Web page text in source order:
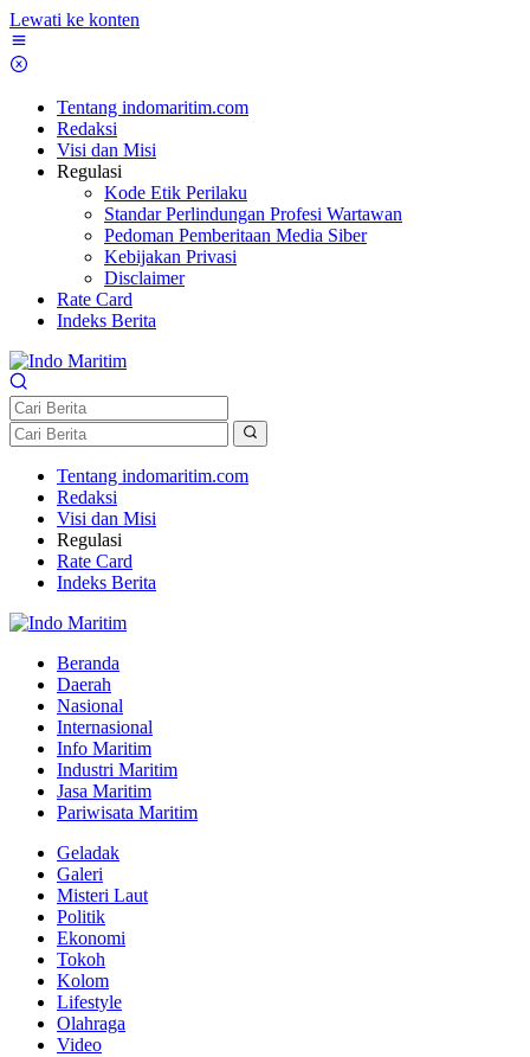
Lewati ke konten
Tentang indomaritim.com
Redaksi
Visi dan Misi
Regulasi
Kode Etik Perilaku
Standar Perlindungan Profesi Wartawan
Pedoman Pemberitaan Media Siber
Kebijakan Privasi
Disclaimer
Rate Card
Indeks Berita
Tentang indomaritim.com
Redaksi
Visi dan Misi
Regulasi
Rate Card
Indeks Berita
Beranda
Daerah
Nasional
Internasional
Info Maritim
Industri Maritim
Jasa Maritim
Pariwisata Maritim
Geladak
Galeri
Misteri Laut
Politik
Ekonomi
Tokoh
Kolom
Lifestyle
Olahraga
Video